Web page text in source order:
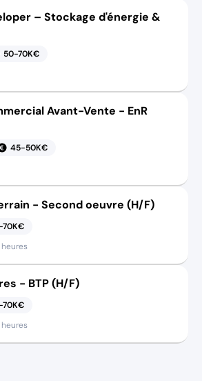
– Stockage d'énergie &
50-70K€
Avant-Vente - EnR
45-50K€
- Second oeuvre (H/F)
70K€
- BTP (H/F)
70K€